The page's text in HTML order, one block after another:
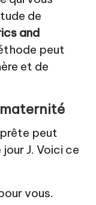
de
and
peut
et de
prête peut
J. Voici ce
vous.